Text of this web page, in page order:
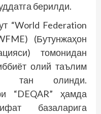
берилди.
“World Federation
(Бутунжаҳон
томонидан
олий таълим
тан олинди.
“DEQAR” ҳамда
базаларига